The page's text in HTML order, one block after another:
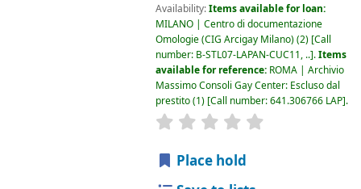
Availability:Items available for loan:
MILANO | Centro di documentazione
Omologie (CIG Arcigay Milano)(2) Call
number: B-STL07-LAPAN-CUC11, .. .Items
available for reference: ROMA | Archivio
Massimo Consoli Gay Center: Escluso dal
prestito(1) Call number:641.306766 LAP .
star rating
Place hold